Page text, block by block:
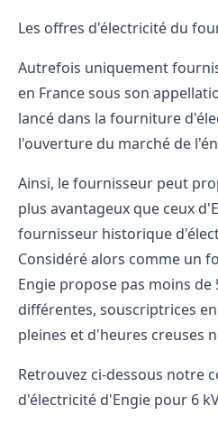
Les offres d'électricité du
Autrefois uniquement
en France sous son
lancé dans la fourniture
l'ouverture du marché de
Ainsi, le fournisseur peut
plus avantageux que ceux
fournisseur historique
Considéré alors comme un
Engie propose pas moins
différentes, souscriptrices
pleines et d'heures creuses
Retrouvez ci-dessous notre
d'électricité d'Engie pour 6